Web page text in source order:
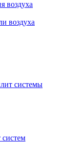
воздуха
воздуха
системы